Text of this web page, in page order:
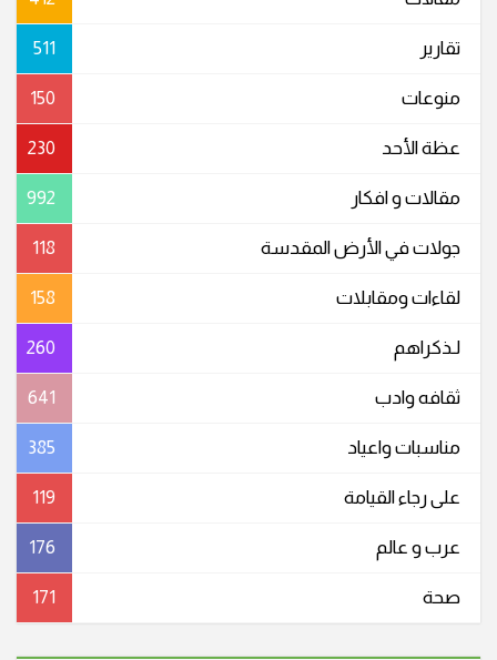
تقارير 511
منوعات 150
عظة الأحد 230
مقالات و افكار 992
جولات في الأرض المقدسة 118
لقاءات ومقابلات 158
لـذكراهم 260
ثقافه وادب 641
مناسبات واعیاد 385
على رجاء القيامة 119
عرب و عالم 176
صحة 171